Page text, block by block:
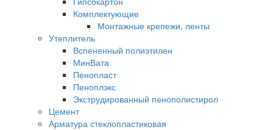
Комплектующие
Монтажные крепежи, ленты
Утеплитель
Вспененный полиэтилен
МинВата
Пенопласт
Пеноплэкс
Экструдированный пенополистирол
Цемент
Арматура стеклопластиковая